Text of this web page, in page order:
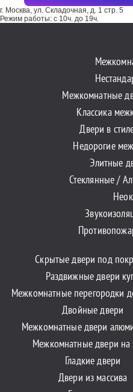
г. Москва, ул. Складочная, д. 1 стр. 5
Режим работы: с 10ч. до 19ч.
Межкомнатные
Классика
Двери в
Недорогие
Элитные
Стеклянные /
Скрытые двери под
Раздвижные двери
Межкомнатные перегородки
Двойные двери
Межкомнатные двери
Межкомнатные двери на
Гладкие двери
Двери из массива